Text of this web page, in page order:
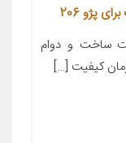
ساخت و دوام
زمان کیفیت […]